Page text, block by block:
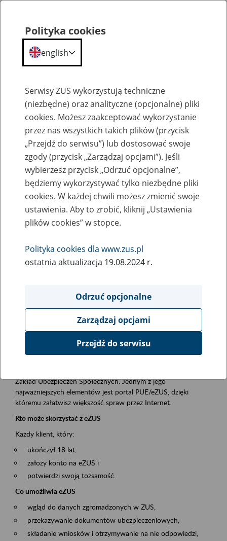
Szkolenia
Zaproś ZUS do siebie - zakładanie profili
eZUS w siedzibie Twojej firmy
Rodzaj wydarzenia
Szkolenia
obsługa klientów
Event description
Platforma Usług Elektronicznych ZUS eZUS
Zakład Ubezpieczeń Społecznych. Jednym z jego
najważniejszych elementów jest portal PUE/eZUS, dzięki
któremu załatwisz większość spraw przez Internet.
Kto może skorzystać z eZUS
Każdy klient, który:
ukończył 18 lat,
założy konto na eZUS i
potwierdzi swoją tożsamość.
Co umożliwia eZUS
wgląd do danych zgromadzonych w ZUS,
przekazywanie dokumentów ubezpieczeniowych,
składanie wniosków i otrzymywanie na nie odpowiedzi,
Polityka cookies
english
Serwisy ZUS wykorzystują techniczne
(niezbędne) oraz analityczne (opcjonalne) pliki
cookies. Możesz zaakceptować wykorzystanie
przez nas wszystkich takich plików (przycisk
„Przejdź do serwisu”) lub dostosować swoje
zgody (przycisk „Zarządzaj opcjami”). Jeśli
wybierzesz przycisk „Odrzuć opcjonalne”,
będziemy wykorzystywać tylko niezbędne pliki
cookies. W każdej chwili możesz zmienić swoje
ustawienia. Aby to zrobić, kliknij „Ustawienia
plików cookies” w stopce.
Polityka cookies dla www.zus.pl
ostatnia aktualizacja 19.08.2024 r.
Odrzuć opcjonalne
Zarządzaj opcjami
Przejdź do serwisu